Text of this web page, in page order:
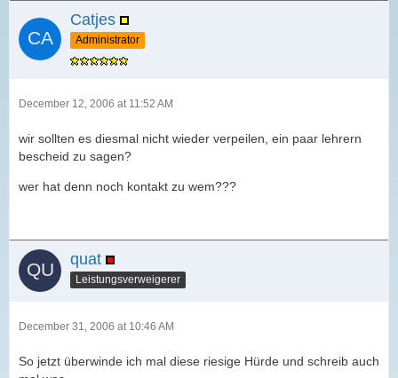
Catjes
Administrator
December 12, 2006 at 11:52 AM
wir sollten es diesmal nicht wieder verpeilen, ein paar lehrern
bescheid zu sagen?
wer hat denn noch kontakt zu wem???
quat
Leistungsverweigerer
December 31, 2006 at 10:46 AM
So jetzt überwinde ich mal diese riesige Hürde und schreib auch